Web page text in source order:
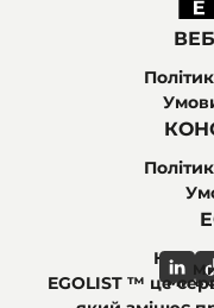
Ми в
EGOLIST ™ це